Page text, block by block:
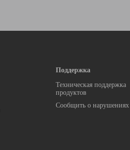
Поддержка
Техническая поддержка
продуктов
Сообщить о нарушениях